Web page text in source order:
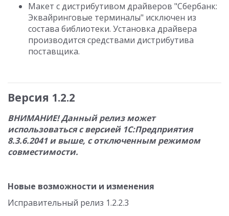
Макет с дистрибутивом драйверов "Сбербанк:
Эквайринговые терминалы" исключен из
состава библиотеки. Установка драйвера
производится средствами дистрибутива
поставщика.
Версия 1.2.2
ВНИМАНИЕ! Данный релиз может
использоваться с версией 1С:Предприятия
8.3.6.2041 и выше, с отключенным режимом
совместимости.
Новые возможности и изменения
Исправительный релиз 1.2.2.3